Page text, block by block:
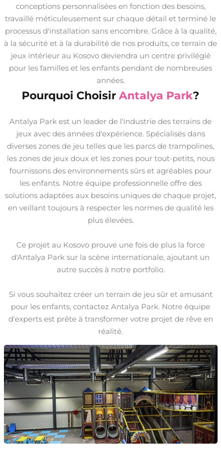
conceptions personnalisées en fonction des besoins,
travaillé méticuleusement sur chaque détail et terminé le
processus d'installation sans encombre. Grâce à la qualité,
à la sécurité et à la durabilité de nos produits, ce terrain de
jeux intérieur au Kosovo deviendra un centre privilégié
pour les familles et les enfants pendant de nombreuses
années.
Pourquoi Choisir Antalya Park?
Antalya Park est un leader de l'industrie des terrains de
jeux avec des années d'expérience. Spécialisés dans
diverses zones de jeu telles que les parcs de trampolines,
les zones de jeux doux et les zones pour tout-petits, nous
fournissons des environnements sûrs et agréables pour
les enfants. Notre équipe professionnelle offre des
solutions adaptées aux besoins uniques de chaque projet,
en veillant toujours à respecter les normes de qualité les
plus élevées.
Ce projet au Kosovo prouve une fois de plus la force
d'Antalya Park sur la scène internationale, ajoutant un
autre succès à notre portfolio.
Si vous souhaitez créer un terrain de jeu sûr et amusant
pour les enfants, contactez Antalya Park. Notre équipe
d'experts est prête à transformer votre projet de rêve en
réalité.